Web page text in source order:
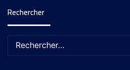
Rechercher